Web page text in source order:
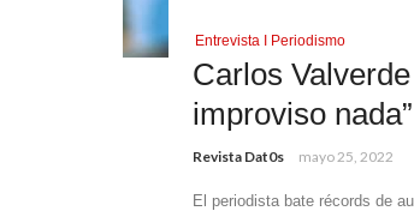
Entrevista I Periodismo
Carlos
improviso nada”
Revista Dat0s mayo 25, 2022
El periodista bate récords de